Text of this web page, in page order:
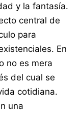
y la fantasía.
central de
para
En
no es mera
del cual se
cotidiana.
una